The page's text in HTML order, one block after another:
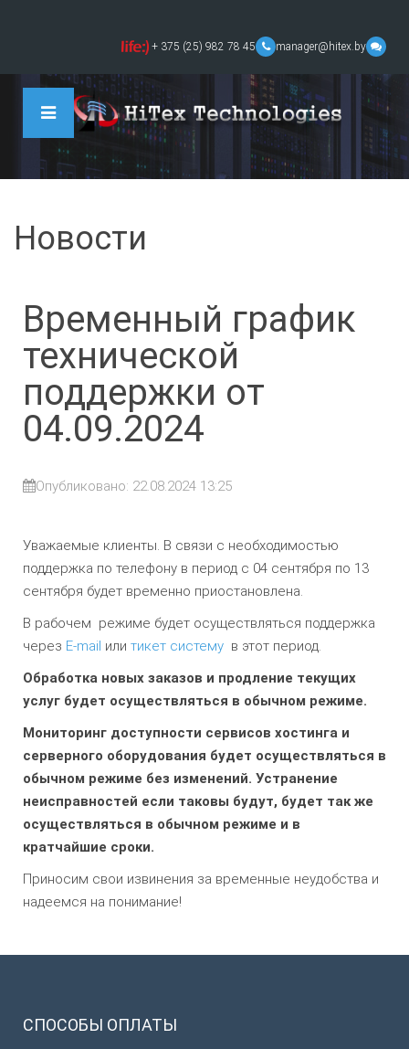
+ 375 (25) 982 78 45 manager@hitex.by
Новости
Временный график
технической
поддержки от
04.09.2024
Опубликовано: 22.08.2024 13:25
Уважаемые клиенты. В связи с необходимостью
поддержка по телефону в период с 04 сентября по 13
сентября будет временно приостановлена.
В рабочем режиме будет осуществляться поддержка
через E-mail или тикет систему в этот период.
Обработка новых заказов и продление текущих
услуг будет осуществляться в обычном режиме.
Мониторинг доступности сервисов хостинга и
серверного оборудования будет осуществляться в
обычном режиме без изменений. Устранение
неисправностей если таковы будут, будет так же
осуществляться в обычном режиме и в
кратчайшие сроки.
Приносим свои извинения за временные неудобства и
надеемся на понимание!
СПОСОБЫ ОПЛАТЫ